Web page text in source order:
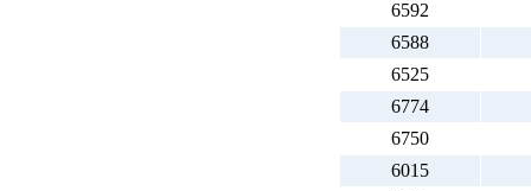
6592
6588
6525
6774
6750
6015